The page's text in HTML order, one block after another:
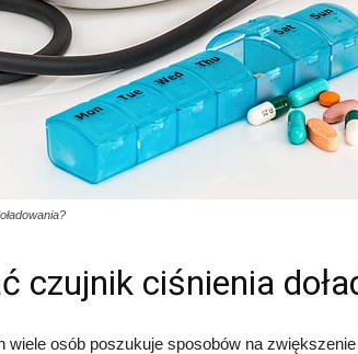
czujnik ciśnienia
wiele osób poszukuje sposobów na